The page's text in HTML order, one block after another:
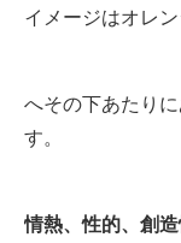
イメージはオレン
へその下あたり
す。
情熱、性的、創